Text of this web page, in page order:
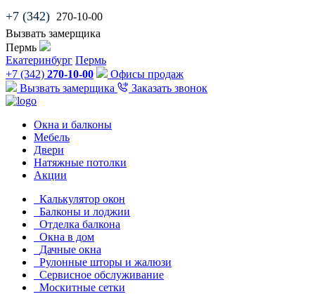
+7 (342) 270-10-00
Вызвать замерщика
Пермь
Екатеринбург Пермь
+7 (342) 270-10-00
Офисы продаж
Вызвать замерщика
Заказать звонок
Окна и балконы
Мебель
Двери
Натяжные потолки
Акции
Калькулятор окон
Балконы и лоджии
Отделка балкона
Окна в дом
Дачные окна
Рулонные шторы и жалюзи
Сервисное обслуживание
Москитные сетки